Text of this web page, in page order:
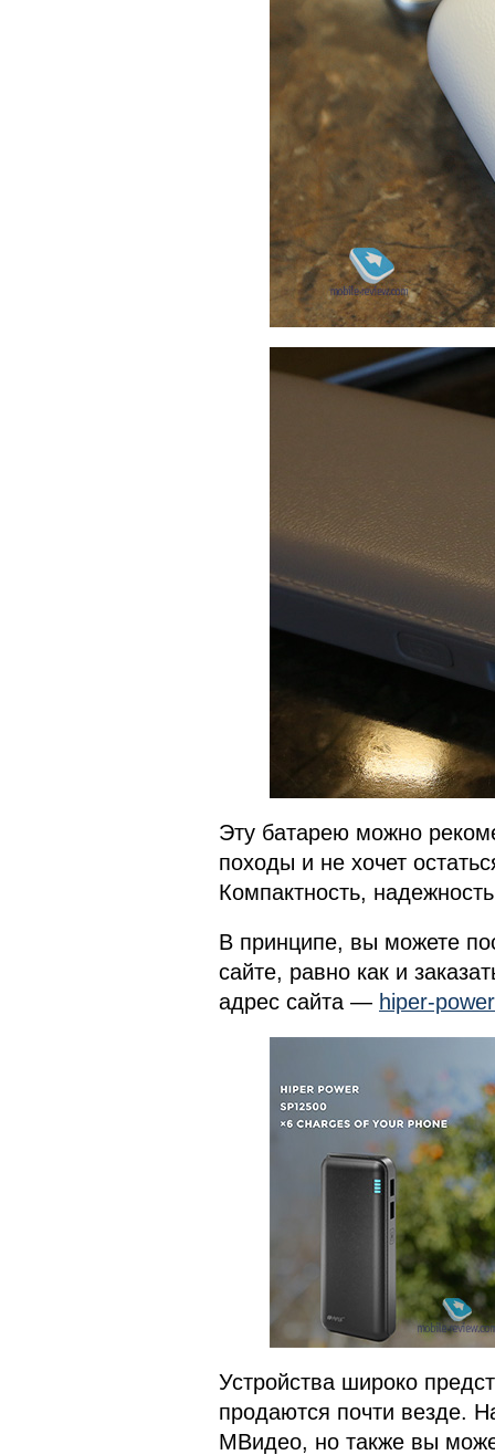
Эту батарею можно
походы и не хочет
Компактность,
В принципе, вы можете
сайте, равно как и
адрес сайта — hiper-
Устройства широко
продаются почти везде.
МВидео, но также вы